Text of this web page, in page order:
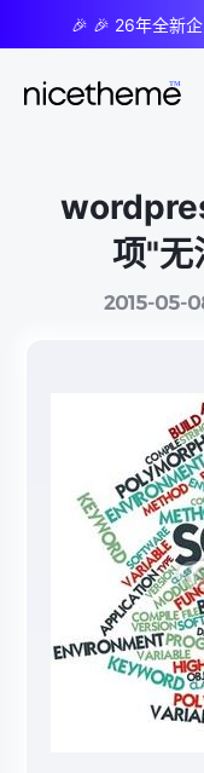
🎉 🎉 26年全新
项"无
2015-05-